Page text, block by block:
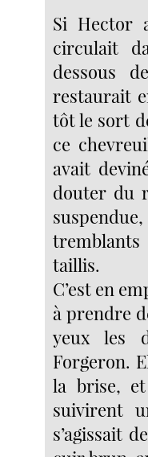
Si Hector
circulait
dessous
restaurait
tôt le sort
ce
avait
douter du
taillis.
C’est en
à prendre
yeux les
Forgeron.
la brise,
suivirent
s’agissait